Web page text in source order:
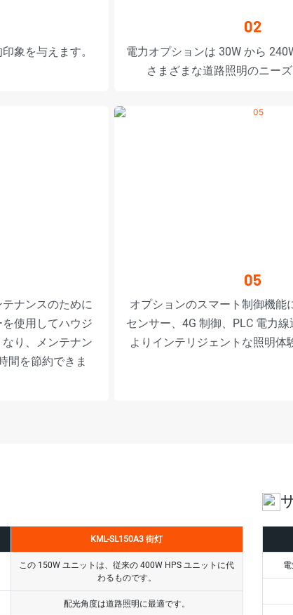
象を与えます。
02
電力オプションは 30W から
さまざまな道路照明のニーズ
ナンスのために
使用してハウジ
り、メンテナン
間を節約できま
05
オプションのスマート制御機能
センサー、4G 制御、PLC 電力線
よりインテリジェントな照明体
KML-SL150A3 街灯
この 150W ユニットは、従来の 400W HPS ユニットに代
わるものです。
配光角度は道路照明に最適です。